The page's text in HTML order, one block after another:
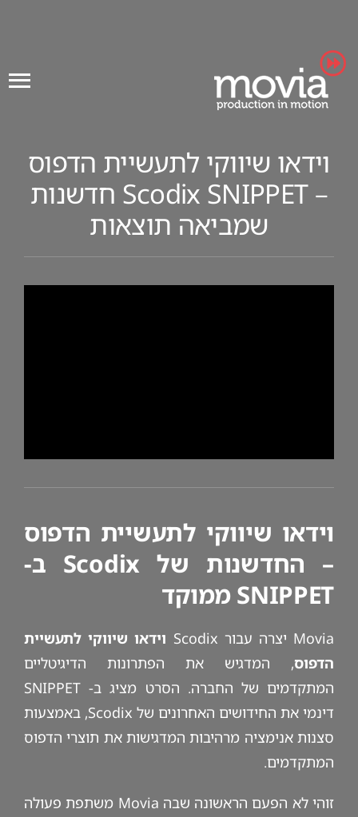
content
וידאו שיווקי לתעשיית הדפוס
– Scodix SNIPPET חדשנות
שמביאה תוצאות
וידאו שיווקי לתעשיית הדפוס
– החדשנות של Scodix ב-
SNIPPET ממוקד
Movia יצרה עבור Scodix
וידאו שיווקי לתעשיית
הדפוס, המדגיש את הפתרונות הדיגיטליים
המתקדמים של החברה. הסרט מציג ב- SNIPPET
דינמי את החידושים האחרונים של Scodix, באמצעות
סצנות אנימציה מרהיבות המדגישות את תוצרי הדפוס
המתקדמים.
זוהי לא הפעם הראשונה שבה Movia משתפת פעולה